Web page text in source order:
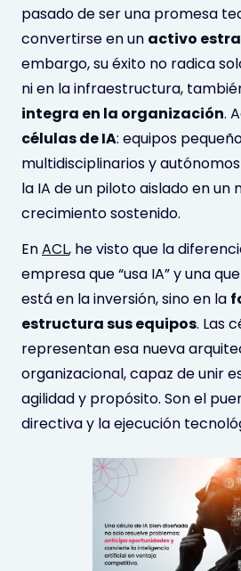
pasado de ser una promesa
convertirse en un activo
embargo, su éxito no radica
ni en la infraestructura,
integra en la organización.
células de IA: equipos
multidisciplinarios y
la IA de un piloto aislado en un
crecimiento sostenido.
EnACL, he visto que la
empresa que “usa IA” y una que
está en la inversión, sino en la
estructura sus equipos. Las
representan esa nueva
organizacional, capaz de unir
agilidad y propósito. Son el
directiva y la ejecución